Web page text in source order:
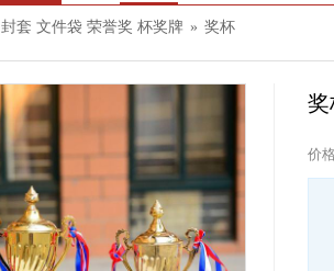
封套 文件袋 荣誉奖 杯奖牌 » 奖杯
奖
价